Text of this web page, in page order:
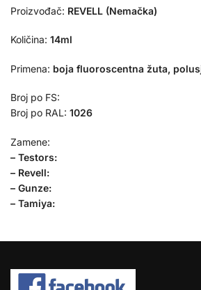
Proizvođač: REVELL (Nemačka)
Količina: 14ml
Primena: boja fluoroscentna žuta,
Broj po FS:
Broj po RAL: 1026
Zamene:
– Testors:
– Revell:
– Gunze:
– Tamiya: